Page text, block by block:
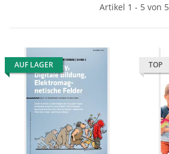
Artikel 1 - 5 von 5
AUF LAGER TOP